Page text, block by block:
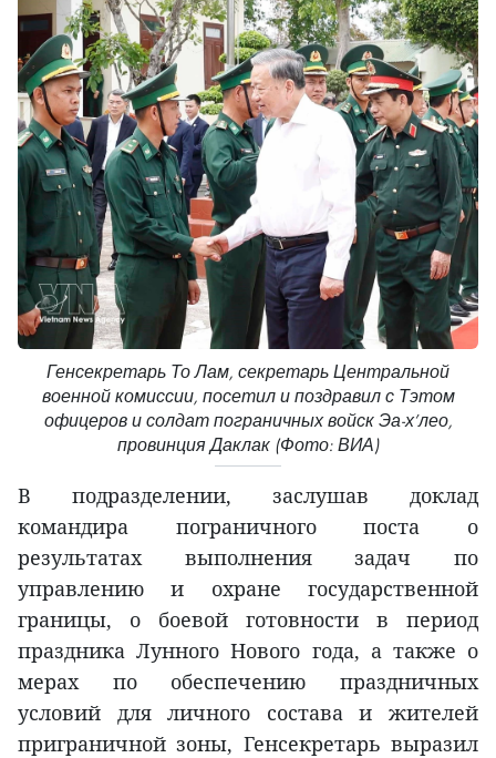
Генсекретарь То Лам, секретарь Центральной
военной комиссии, посетил и поздравил с Тэтом
офицеров и солдат пограничных войск Эа-х’лео,
провинция Даклак (Фото: ВИА)
В подразделении, заслушав доклад
командира пограничного поста о
результатах выполнения задач по
управлению и охране государственной
границы, о боевой готовности в период
праздника Лунного Нового года, а также о
мерах по обеспечению праздничных
условий для личного состава и жителей
приграничной зоны, Генсекретарь выразил